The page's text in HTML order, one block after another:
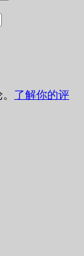
了解你的评